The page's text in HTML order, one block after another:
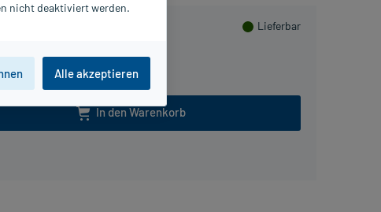
Lieferbar
2 St , S 2 St , XS
In den Warenkorb
nicht deaktiviert werden.
Alle akzeptieren